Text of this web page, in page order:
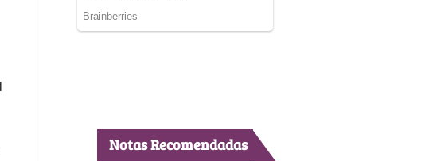
Notas Recomendadas